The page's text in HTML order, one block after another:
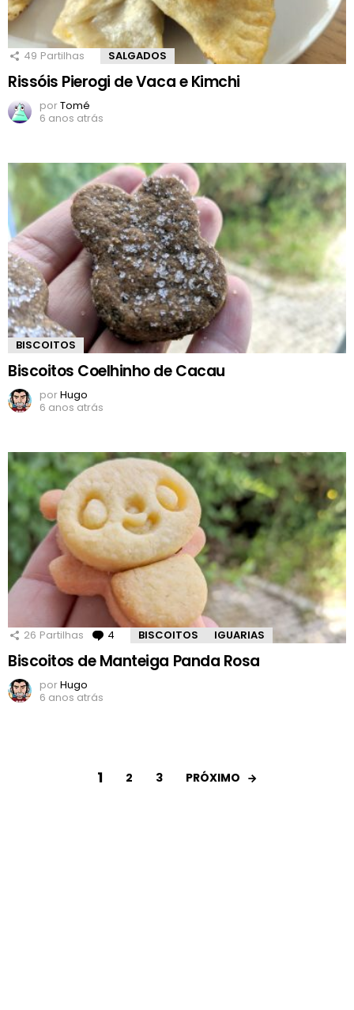
49 Partilhas SALGADOS
Rissóis Pierogi de Vaca e Kimchi
porTomé
6 anos atrás
BISCOITOS
Biscoitos Coelhinho de Cacau
porHugo
6 anos atrás
26 Partilhas 4 Comentários
BISCOITOS IGUARIAS
Biscoitos de Manteiga Panda Rosa
porHugo
6 anos atrás
1 2 3 PRÓXIMO